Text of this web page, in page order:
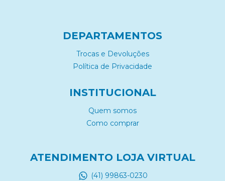
DEPARTAMENTOS
Trocas e Devoluções
Política de Privacidade
INSTITUCIONAL
Quem somos
Como comprar
ATENDIMENTO LOJA VIRTUAL
(41) 99863-0230